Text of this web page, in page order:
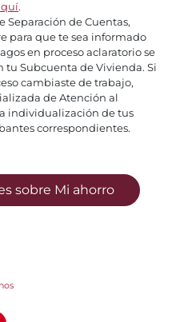
.
Separación de Cuentas,
para que te sea informado
en proceso aclaratorio se
Subcuenta de Vivienda. Si
cambiaste de trabajo,
de Atención al
individualización de tus
correspondientes.
sobre Mi ahorro